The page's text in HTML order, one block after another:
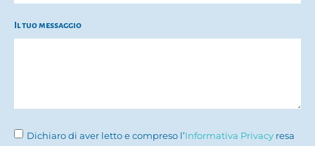
Il tuo messaggio
Dichiaro di aver letto e compreso l’Informativa Privacy resa